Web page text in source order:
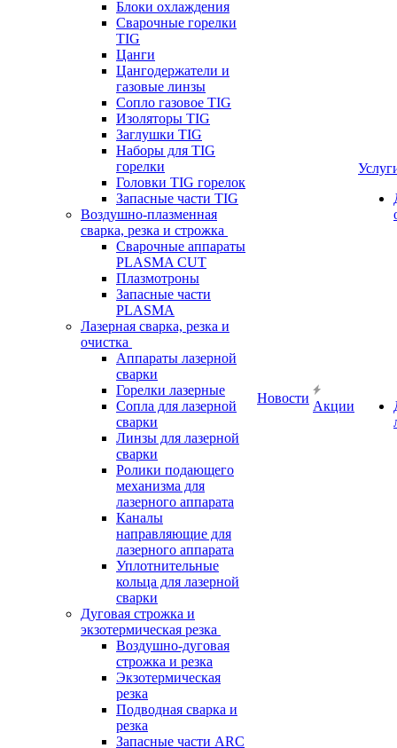
Блоки охлаждения
Сварочные горелки
TIG
Цанги
Цангодержатели и
газовые линзы
Сопло газовое TIG
Изоляторы TIG
Заглушки TIG
Наборы для TIG
горелки
Головки TIG горелок
Запасные части TIG
Воздушно-плазменная
сварка, резка и строжка
Сварочные аппараты
PLASMA CUT
Плазмотроны
Запасные части
PLASMA
Лазерная сварка, резка и
очистка
Аппараты лазерной
сварки
Горелки лазерные
Сопла для лазерной
сварки
Линзы для лазерной
сварки
Ролики подающего
механизма для
лазерного аппарата
Каналы
направляющие для
лазерного аппарата
Уплотнительные
кольца для лазерной
сварки
Дуговая строжка и
экзотермическая резка
Воздушно-дуговая
строжка и резка
Экзотермическая
резка
Подводная сварка и
резка
Запасные части ARC
Новости
Акции